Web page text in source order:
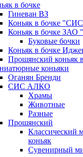
в бочке
Гиневан ВЗ
Коньяк в бочке
Коньяк в бочке
Буковые бочки
Коньяк в бочке
Прошянский коньяк
коньяки
Оганян Бренди
СИС АЛКО
Храмы
Животные
Разные
Прошянский
Классический
коньяк
Сувенирный